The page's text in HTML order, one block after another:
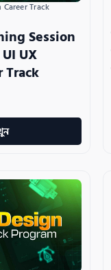
Track
Session
UX
Track